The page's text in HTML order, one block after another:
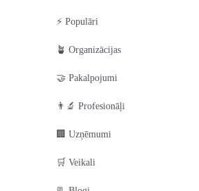
⚡ Populāri
🪴 Organizācijas
🤝 Pakalpojumi
👨‍🔬 Profesionāļi
🏢 Uzņēmumi
🛒 Veikali